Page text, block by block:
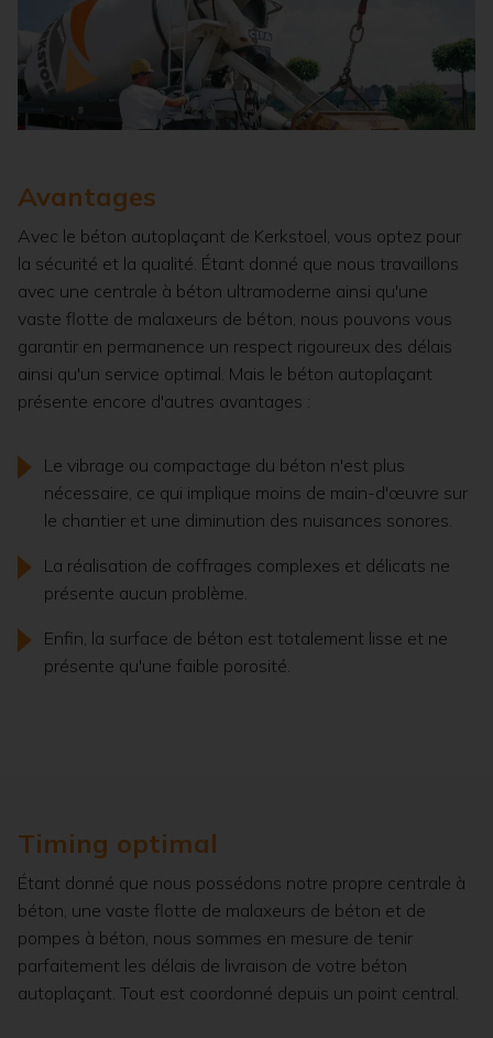
Avantages
Avec le béton autoplaçant de Kerkstoel, vous optez pour
la sécurité et la qualité. Étant donné que nous travaillons
avec une centrale à béton ultramoderne ainsi qu'une
vaste flotte de malaxeurs de béton, nous pouvons vous
garantir en permanence un respect rigoureux des délais
ainsi qu'un service optimal. Mais le béton autoplaçant
présente encore d'autres avantages :
Le vibrage ou compactage du béton n'est plus
nécessaire, ce qui implique moins de main-d'œuvre sur
le chantier et une diminution des nuisances sonores.
La réalisation de coffrages complexes et délicats ne
présente aucun problème.
Enfin, la surface de béton est totalement lisse et ne
présente qu'une faible porosité.
Timing optimal
Étant donné que nous possédons notre propre centrale à
béton, une vaste flotte de malaxeurs de béton et de
pompes à béton, nous sommes en mesure de tenir
parfaitement les délais de livraison de votre béton
autoplaçant. Tout est coordonné depuis un point central.